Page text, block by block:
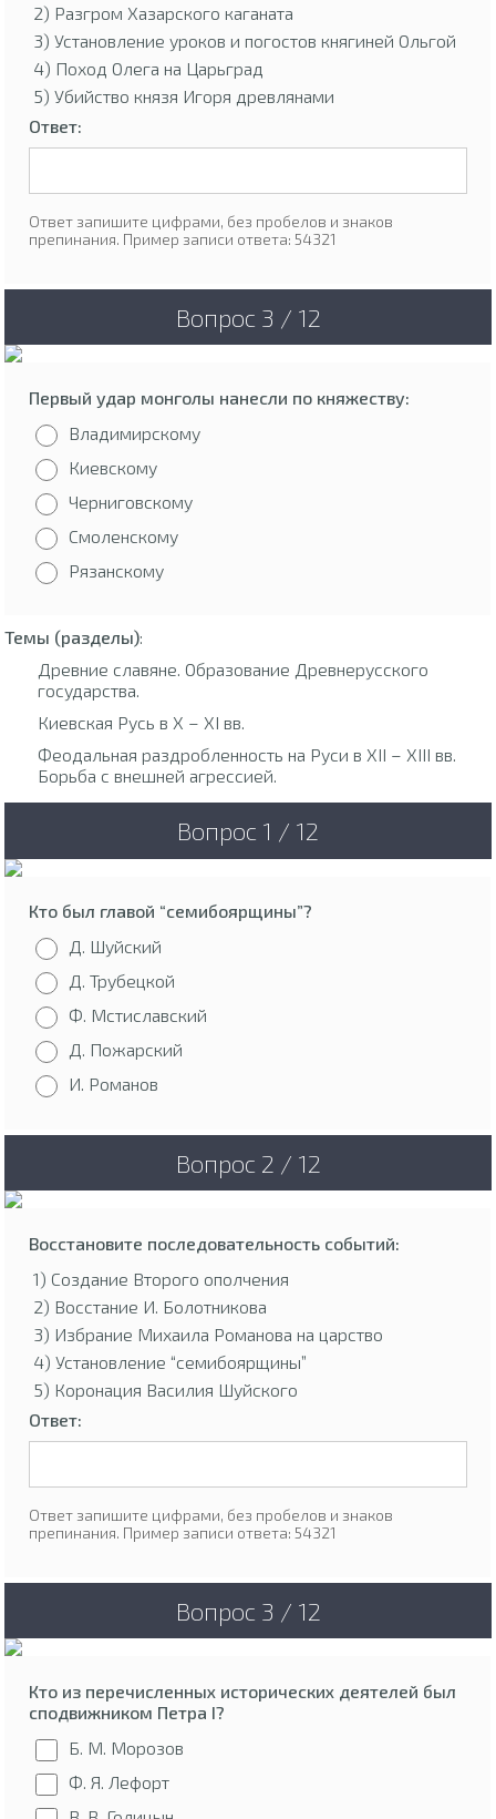
2) Разгром Хазарского каганата
3) Установление уроков и погостов княгиней Ольгой
4) Поход Олега на Царьград
5) Убийство князя Игоря древлянами
Ответ:
Ответ запишите цифрами, без пробелов и знаков
препинания. Пример записи ответа: 54321
Вопрос 3 / 12
Первый удар монголы нанесли по княжеству:
Владимирскому
Киевскому
Черниговскому
Смоленскому
Рязанскому
Темы (разделы):
Древние славяне. Образование Древнерусского
государства.
Киевская Русь в X – XI вв.
Феодальная раздробленность на Руси в XII – XIII вв.
Борьба с внешней агрессией.
Вопрос 1 / 12
Кто был главой “семибоярщины”?
Д. Шуйский
Д. Трубецкой
Ф. Мстиславский
Д. Пожарский
И. Романов
Вопрос 2 / 12
Восстановите последовательность событий:
1) Создание Второго ополчения
2) Восстание И. Болотникова
3) Избрание Михаила Романова на царство
4) Установление “семибоярщины”
5) Коронация Василия Шуйского
Ответ:
Ответ запишите цифрами, без пробелов и знаков
препинания. Пример записи ответа: 54321
Вопрос 3 / 12
Кто из перечисленных исторических деятелей был
сподвижником Петра I?
Б. М. Морозов
Ф. Я. Лефорт